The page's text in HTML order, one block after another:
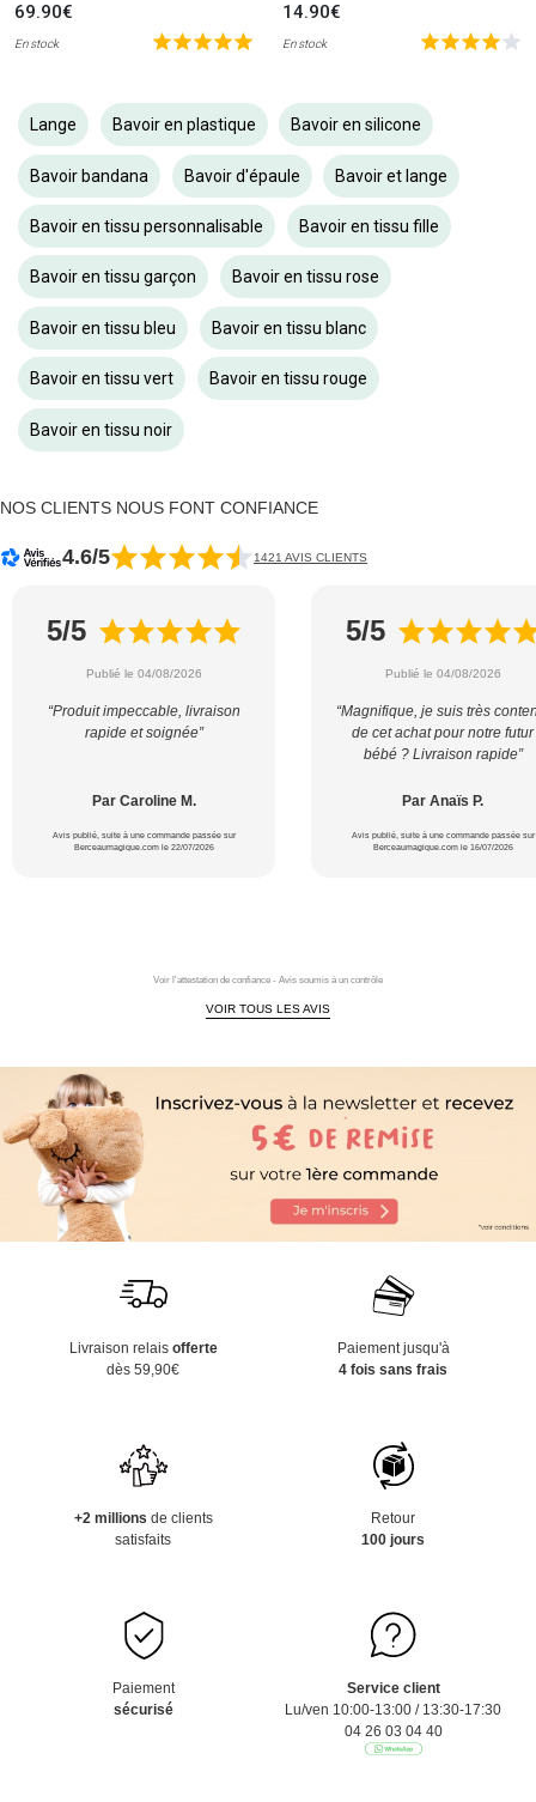
69.90€
En stock
14.90€
En stock
Lange Bavoir en plastique Bavoir en silicone
Bavoir bandana Bavoir d'épaule Bavoir et lange
Bavoir en tissu personnalisable Bavoir en tissu fille
Bavoir en tissu garçon Bavoir en tissu rose
Bavoir en tissu bleu Bavoir en tissu blanc
Bavoir en tissu vert Bavoir en tissu rouge
Bavoir en tissu noir
NOS CLIENTS NOUS FONT CONFIANCE
4.6/5 1421 AVIS CLIENTS
5/5
Publié le 04/08/2026
“Produit impeccable, livraison
rapide et soignée”
Par Caroline M.
Avis publié, suite à une commande passée sur
Berceaumagique.com le 22/07/2026
5/5
Publié le 04/08/2026
“Magnifique, je suis très
de cet achat pour notre futur
bébé ? Livraison rapide”
Par Anaïs P.
Avis publié, suite à une commande passée sur
Berceaumagique.com le 16/07/2026
Voir l'attestation de confiance - Avis soumis à un contrôle
VOIR TOUS LES AVIS
Livraison relais offerte
dès 59,90€
Paiement jusqu'à
4 fois sans frais
+2 millions de clients
satisfaits
Retour
100 jours
Paiement
sécurisé
Service client
Lu/ven 10:00-13:00 / 13:30-17:30
04 26 03 04 40